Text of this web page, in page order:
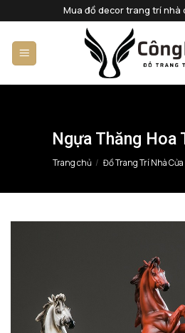
qua
nội
dung
Mua đồ decor trang trí nhà
Ngựa Thăng Hoa
Trang chủ / Đồ Trang Trí Nhà Cửa